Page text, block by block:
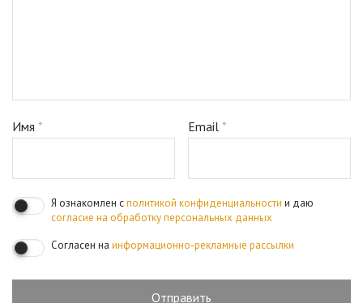
Имя * Email*
Я ознакомлен сполитикой конфиденциальности и даю
согласие на обработку персональных данных
Согласен на информационно-рекламные рассылки